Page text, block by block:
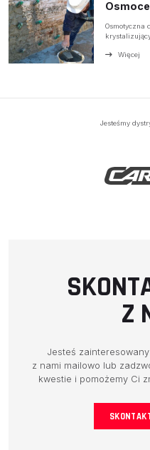
Osmotyczna
Więcej
Jesteśmy
Z
Jesteś
z nami mailowo lub
kwestie i pomożemy Ci